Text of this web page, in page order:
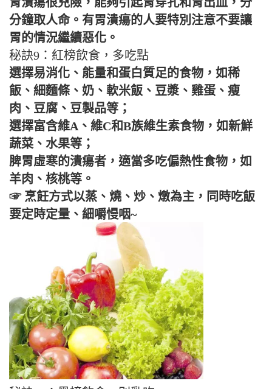
分鐘取人命。有胃潰瘍的人要特別注意不要讓
胃的情況繼續惡化。
秘訣9：紅榜飲食，多吃點
選擇易消化、能量和蛋白質足的食物，如稀
飯、細麵條、奶、軟米飯、豆漿、雞蛋、瘦
肉、豆腐、豆製品等；
選擇富含維A、維C和B族維生素食物，如新鮮
蔬菜、水果等；
脾胃虛寒的潰瘍者，適當多吃偏熱性食物，如
羊肉、核桃等。
☞ 烹飪方式以蒸、燒、炒、燉為主，同時吃飯
要定時定量、細嚼慢咽~